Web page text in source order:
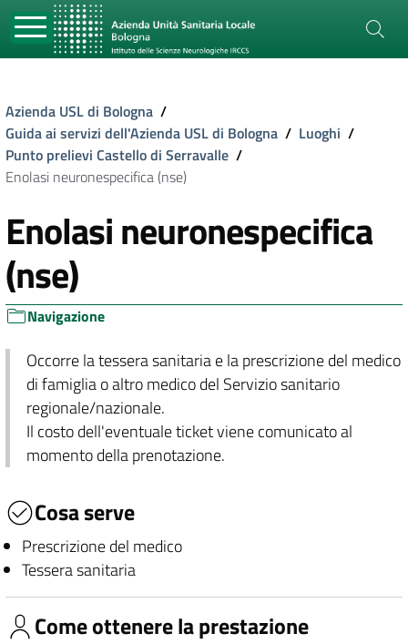
Azienda USL di Bologna /
Guida ai servizi dell'Azienda USL di Bologna / Luoghi /
Punto prelievi Castello di Serravalle /
Enolasi neuronespecifica (nse)
Enolasi neuronespecifica
(nse)
Navigazione
Occorre la tessera sanitaria e la prescrizione del medico
di famiglia o altro medico del Servizio sanitario
regionale/nazionale.
Il costo dell'eventuale ticket viene comunicato al
momento della prenotazione.
Cosa serve
Prescrizione del medico
Tessera sanitaria
Come ottenere la prestazione